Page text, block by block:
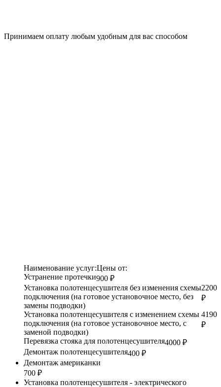
Принимаем оплату любым удобным для вас способом
Наименование услуг:Цены от:
Устранение протечки900 ₽
Установка полотенцесушителя без изменения схемы
подключения (на готовое установочное место, без
замены подводки)
2200
₽
Установка полотенцесушителя с изменением схемы
подключения (на готовое установочное место, с
заменой подводки)
4190
₽
Перевязка стояка для полотенцесушителя4000 ₽
Демонтаж полотенцесушителя400 ₽
Демонтаж американки
700 ₽
Установка полотенцесушителя - электрического